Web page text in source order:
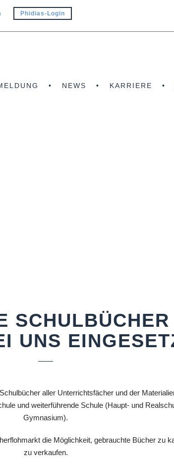
Phidias-Login
NEWS KARRIERE
SCHULBÜCHER
UNS
aller Unterrichtsfächer und der
und weiterführende Schule (Haupt- und
Gymnasium).
die Möglichkeit, gebrauchte Bücher zu
zu verkaufen.